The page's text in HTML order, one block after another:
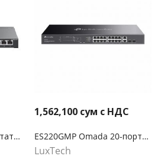
TP-Link SG2016P Коммутатор Omada Smart с 16 гигабитными портами (8 портов PoE+)
1,562,100 сум с НДС
ES220GMP Omada 20-портовый гигабитный Easy Managed коммутатор с 16 портами PoE+
LuxTech